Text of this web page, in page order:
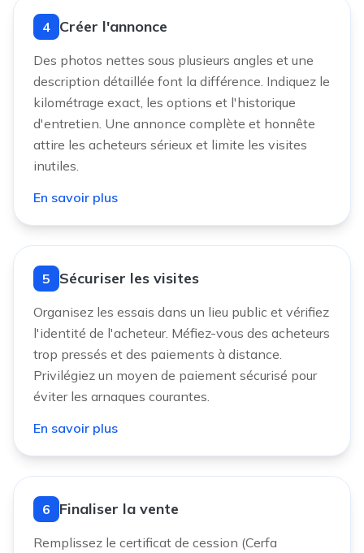
4 Créer l'annonce
Des photos nettes sous plusieurs angles et une
description détaillée font la différence. Indiquez le
kilométrage exact, les options et l'historique
d'entretien. Une annonce complète et honnête
attire les acheteurs sérieux et limite les visites
inutiles.
En savoir plus
5 Sécuriser les visites
Organisez les essais dans un lieu public et vérifiez
l'identité de l'acheteur. Méfiez-vous des acheteurs
trop pressés et des paiements à distance.
Privilégiez un moyen de paiement sécurisé pour
éviter les arnaques courantes.
En savoir plus
6 Finaliser la vente
Remplissez le certificat de cession (Cerfa